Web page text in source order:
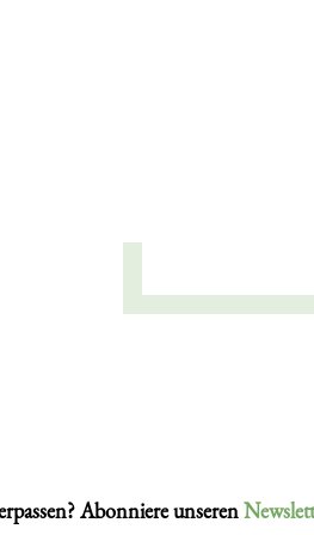
Abonniere unseren